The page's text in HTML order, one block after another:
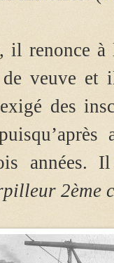
il renonce
veuve et
des
2ème